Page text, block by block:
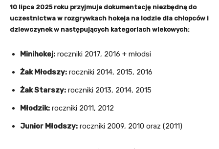
10 lipca 2025 roku przyjmuje dokumentację niezbędną do
uczestnictwa w rozgrywkach hokeja na lodzie dla chłopców i
dziewczynek w następujących kategoriach wiekowych:
Minihokej: roczniki 2017, 2016 + młodsi
Żak Młodszy: roczniki 2014, 2015, 2016
Żak Starszy: roczniki 2013, 2014, 2015
Młodzik: roczniki 2011, 2012
Junior Młodszy: roczniki 2009, 2010 oraz (2011)